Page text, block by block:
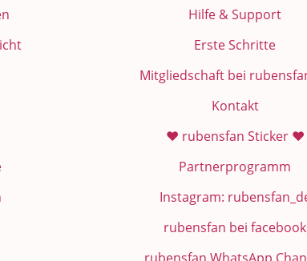
Hilfe & Support
Erste Schritte
Mitgliedschaft bei
Kontakt
❤️ rubensfan Sticker ❤️
Partnerprogramm
Instagram:
rubensfan bei facebook